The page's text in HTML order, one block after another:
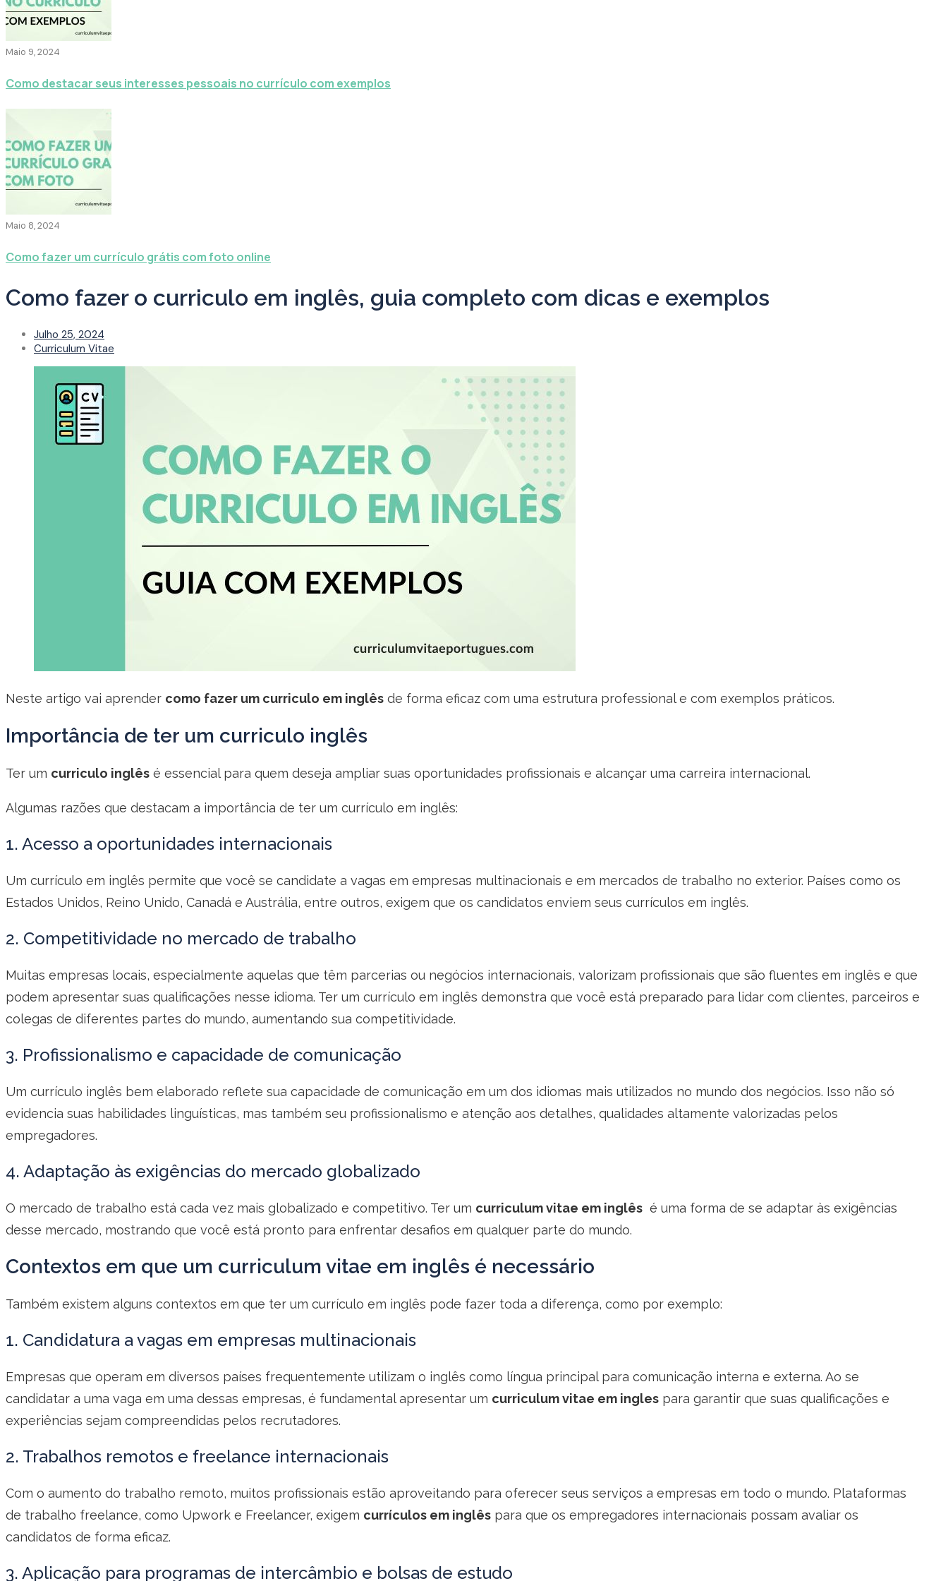
Maio 9, 2024
Como destacar seus interesses pessoais no currículo com exemplos
Maio 8, 2024
Como fazer um currículo grátis com foto online
Como fazer o curriculo em inglês, guia completo com dicas e exemplos
Julho 25, 2024
Curriculum Vitae
Neste artigo vai aprender como fazer um curriculo em inglês de forma eficaz com uma estrutura professional e com exemplos práticos.
Importância de ter um curriculo inglês
Ter um curriculo inglês é essencial para quem deseja ampliar suas oportunidades profissionais e alcançar uma carreira internacional.
Algumas razões que destacam a importância de ter um currículo em inglês:
1. Acesso a oportunidades internacionais
Um currículo em inglês permite que você se candidate a vagas em empresas multinacionais e em mercados de trabalho no exterior. Países como os
Estados Unidos, Reino Unido, Canadá e Austrália, entre outros, exigem que os candidatos enviem seus currículos em inglês.
2. Competitividade no mercado de trabalho
Muitas empresas locais, especialmente aquelas que têm parcerias ou negócios internacionais, valorizam profissionais que são fluentes em inglês e que
podem apresentar suas qualificações nesse idioma. Ter um currículo em inglês demonstra que você está preparado para lidar com clientes, parceiros e
colegas de diferentes partes do mundo, aumentando sua competitividade.
3. Profissionalismo e capacidade de comunicação
Um currículo inglês bem elaborado reflete sua capacidade de comunicação em um dos idiomas mais utilizados no mundo dos negócios. Isso não só
evidencia suas habilidades linguísticas, mas também seu profissionalismo e atenção aos detalhes, qualidades altamente valorizadas pelos
empregadores.
4. Adaptação às exigências do mercado globalizado
O mercado de trabalho está cada vez mais globalizado e competitivo. Ter um curriculum vitae em inglês é uma forma de se adaptar às exigências
desse mercado, mostrando que você está pronto para enfrentar desafios em qualquer parte do mundo.
Contextos em que um curriculum vitae em inglês é necessário
Também existem alguns contextos em que ter um currículo em inglês pode fazer toda a diferença, como por exemplo:
1. Candidatura a vagas em empresas multinacionais
Empresas que operam em diversos países frequentemente utilizam o inglês como língua principal para comunicação interna e externa. Ao se
candidatar a uma vaga em uma dessas empresas, é fundamental apresentar um curriculum vitae em ingles para garantir que suas qualificações e
experiências sejam compreendidas pelos recrutadores.
2. Trabalhos remotos e freelance internacionais
Com o aumento do trabalho remoto, muitos profissionais estão aproveitando para oferecer seus serviços a empresas em todo o mundo. Plataformas
de trabalho freelance, como Upwork e Freelancer, exigem currículos em inglês para que os empregadores internacionais possam avaliar os
candidatos de forma eficaz.
3. Aplicação para programas de intercâmbio e bolsas de estudo